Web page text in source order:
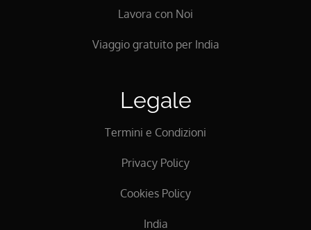
Lavora con Noi
Viaggio gratuito per India
Legale
Termini e Condizioni
Privacy Policy
Cookies Policy
India